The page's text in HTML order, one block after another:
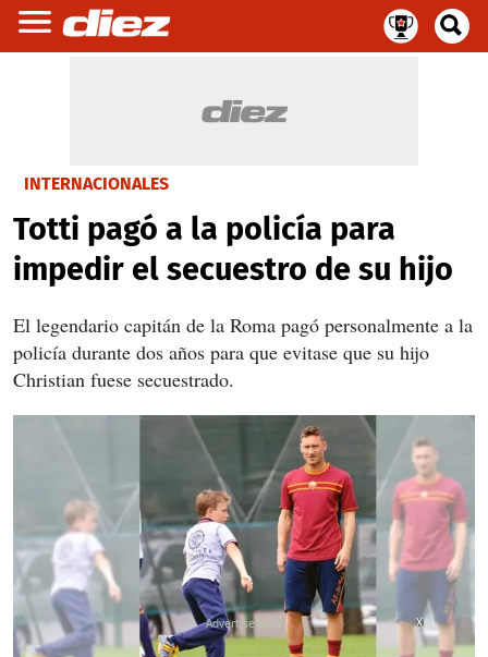
INTERNACIONALES
Totti pagó a la policía para
impedir el secuestro de su hijo
El legendario capitán de la Roma pagó personalmente a la
policía durante dos años para que evitase que su hijo
Christian fuese secuestrado.
X